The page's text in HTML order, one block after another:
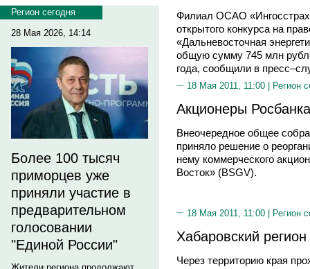
Регион сегодня
28 Мая 2026, 14:14
Более 100 тысяч
приморцев уже
приняли участие в
предварительном
голосовании
"Единой России"
Филиал ОСАО
открытого конкурса на
«Дальневосточная
общую сумму 745 млн
года, сообщили в
18 Мая 2011, 11:00 | Регион
Акционеры
Внеочередное общее
приняло решение о
нему коммерческого
Восток» (BSGV).
18 Мая 2011, 11:00 | Регион
Хабаровский
Через территорию края